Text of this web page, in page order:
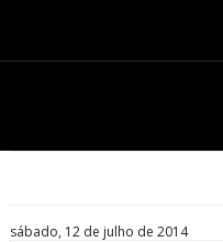
sábado, 12 de julho de 2014